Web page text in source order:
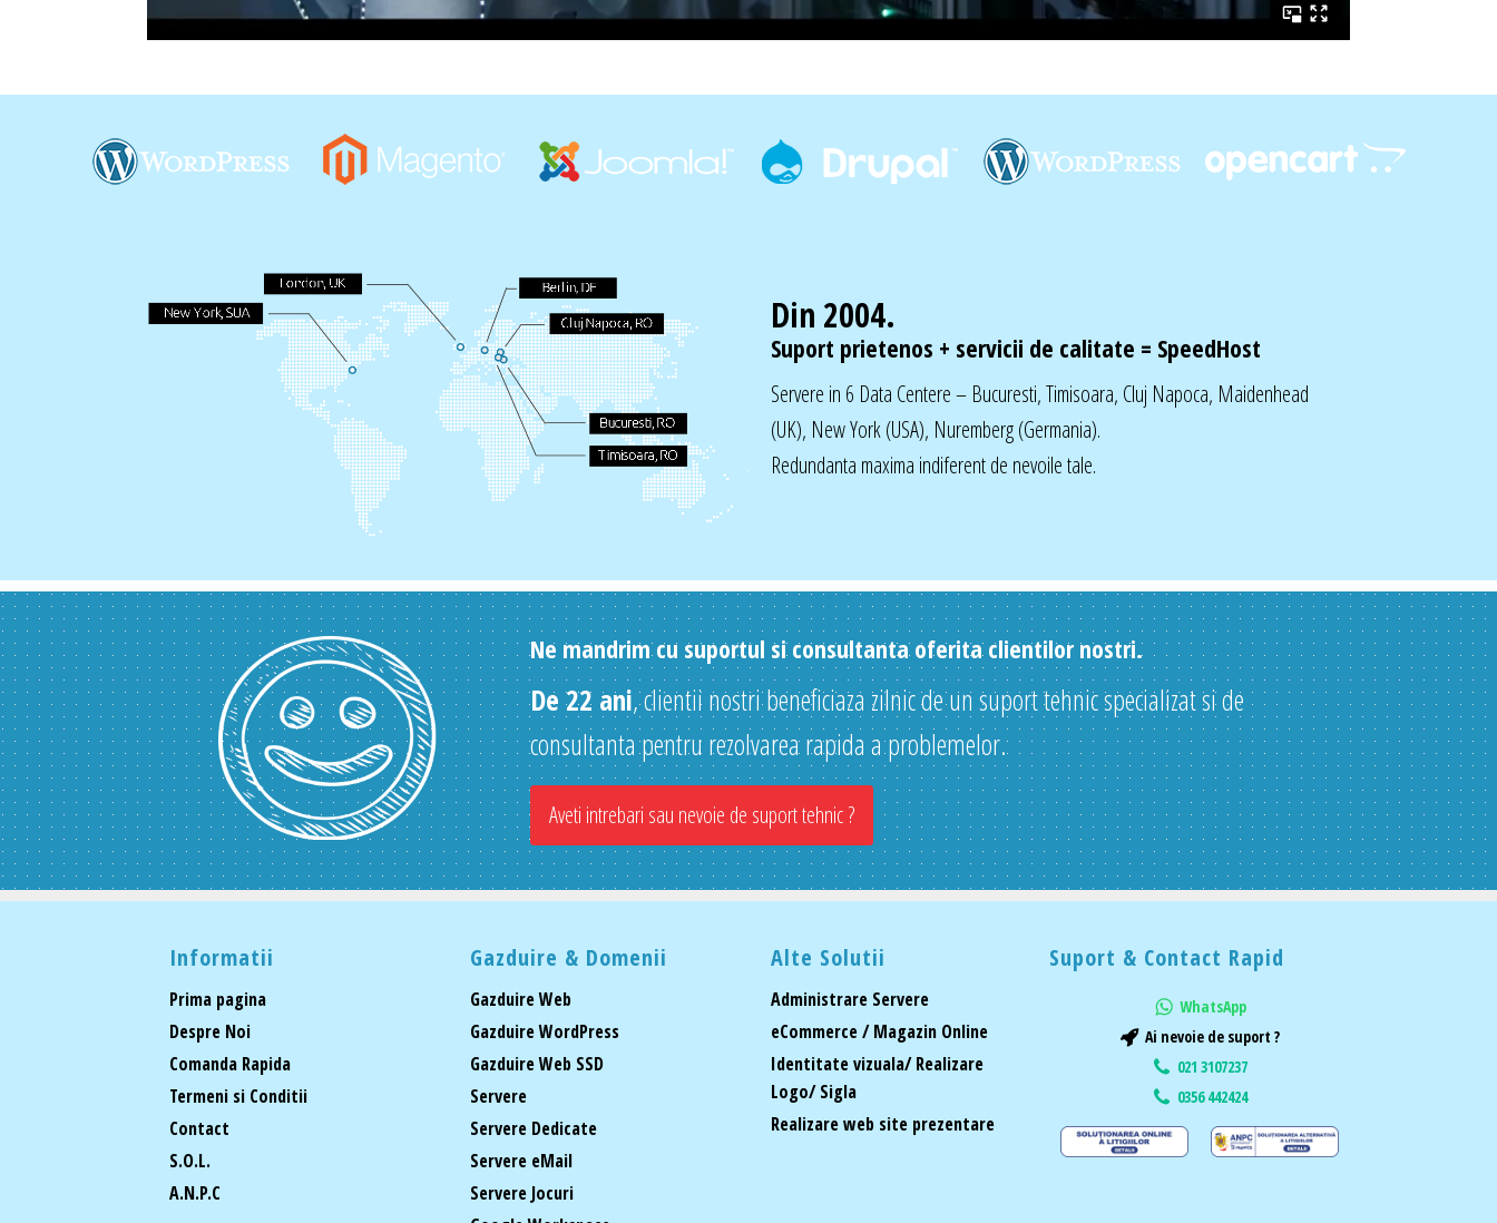
Din 2004.
Suport prietenos + servicii de calitate = SpeedHost
Servere in 6 Data Centere – Bucuresti, Timisoara, Cluj Napoca, Maidenhead
(UK), New York (USA), Nuremberg (Germania).
Redundanta maxima indiferent de nevoile tale.
Ne mandrim cu suportul si consultanta oferita clientilor nostri.
De 22 ani, clientii nostri beneficiaza zilnic de un suport tehnic specializat si de
consultanta pentru rezolvarea rapida a problemelor.
Aveti intrebari sau nevoie de suport tehnic ?
Informatii
Prima pagina
Despre Noi
Comanda Rapida
Termeni si Conditii
Contact
S.O.L.
A.N.P.C
Gazduire & Domenii
Gazduire Web
Gazduire WordPress
Gazduire Web SSD
Servere
Servere Dedicate
Servere eMail
Servere Jocuri
Alte Solutii
Administrare Servere
eCommerce / Magazin Online
Identitate vizuala/ Realizare
Logo/ Sigla
Realizare web site prezentare
Suport & Contact Rapid
WhatsApp
Ai nevoie de suport ?
021 3107237
0356 442424